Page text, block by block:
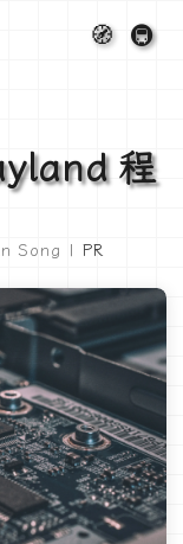
🧭 🚇
程
Song | PR